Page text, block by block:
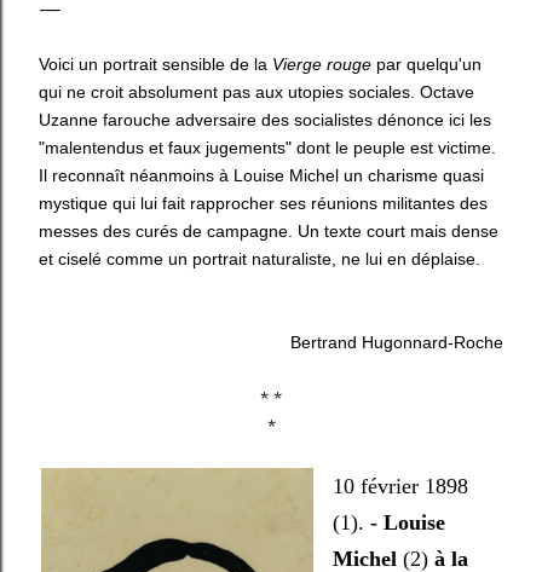
Voici un portrait sensible de la Vierge rouge par quelqu'un
qui ne croit absolument pas aux utopies sociales. Octave
Uzanne farouche adversaire des socialistes dénonce ici les
"malentendus et faux jugements" dont le peuple est victime.
Il reconnaît néanmoins à Louise Michel un charisme quasi
mystique qui lui fait rapprocher ses réunions militantes des
messes des curés de campagne. Un texte court mais dense
et ciselé comme un portrait naturaliste, ne lui en déplaise.
Bertrand Hugonnard-Roche
* *
*
10 février 1898
(1). - Louise
Michel (2) à la